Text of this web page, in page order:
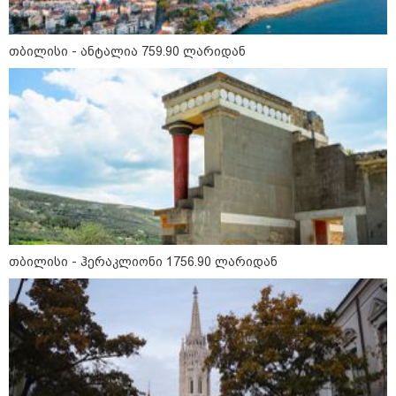
მსოფლიო
14:08 / 05-08-2026
ლაიფციგის აეროპორტში უკრაინულ
თვითმფრინავთან ახლოს ასაფეთქებელი
თბილისი - ანტალია 759.90 ლარიდან
თბილისი - ჰერაკლიონი 1756.90 ლარიდან